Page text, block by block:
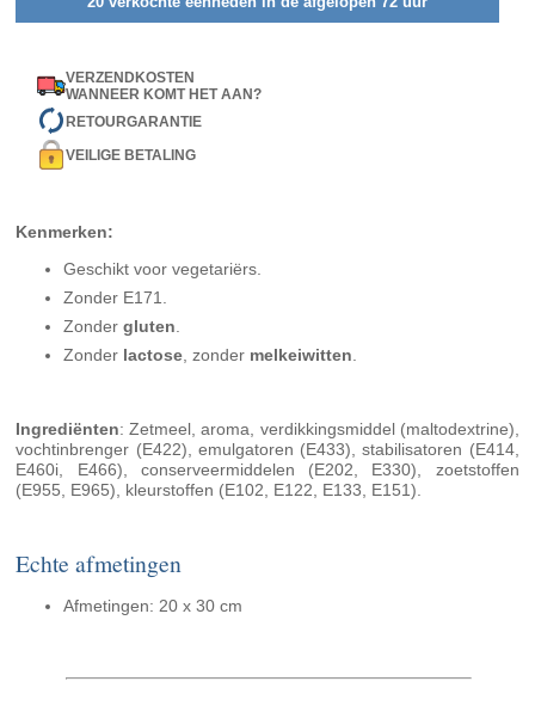
VERZENDKOSTEN
WANNEER KOMT HET AAN?
RETOURGARANTIE
VEILIGE BETALING
Kenmerken:
Geschikt voor vegetariërs.
Zonder E171.
Zondergluten.
Zonder lactose, zonder melkeiwitten.
Ingrediënten: Zetmeel, aroma, verdikkingsmiddel (maltodextrine),
vochtinbrenger (E422), emulgatoren (E433), stabilisatoren (E414,
E460i, E466), conserveermiddelen (E202, E330), zoetstoffen
(E955, E965), kleurstoffen (E102, E122, E133, E151).
Echte afmetingen
Afmetingen: 20 x 30 cm